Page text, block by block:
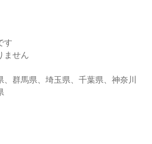
す
ません
群馬県、埼玉県、千葉県、神奈川